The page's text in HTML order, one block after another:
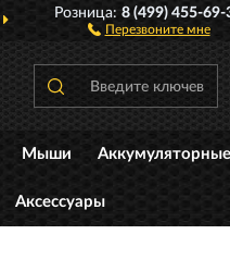
ДОСТАВИМПО ВСЕЙ
Розница:8 (499) 455-69-
Перезвоните мне
Мыши
Аксессуары